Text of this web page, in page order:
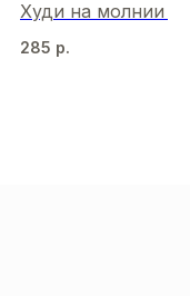
Худи на молнии
285 р.